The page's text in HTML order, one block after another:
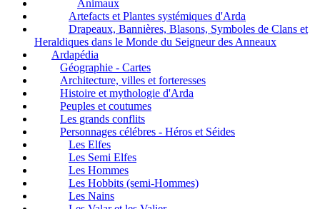
Animaux
Artefacts et Plantes systémiques d'Arda
Drapeaux, Bannières, Blasons, Symboles de Clans et
Heraldiques dans le Monde du Seigneur des Anneaux
Ardapédia
Géographie - Cartes
Architecture, villes et forteresses
Histoire et mythologie d'Arda
Peuples et coutumes
Les grands conflits
Personnages célébres - Héros et Séides
Les Elfes
Les Semi Elfes
Les Hommes
Les Hobbits (semi-Hommes)
Les Nains